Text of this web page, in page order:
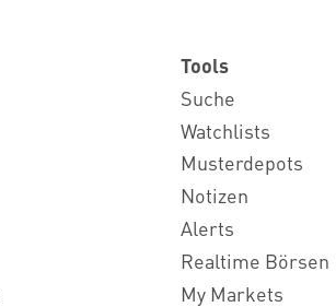
Tools
Suche
Watchlists
Musterdepots
Notizen
Alerts
Realtime Börsen
My Markets